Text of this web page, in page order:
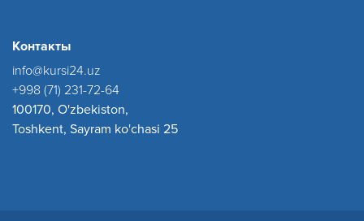
Контакты
info@kursi24.uz
+998 (71) 231-72-64
100170, O'zbekiston,
Toshkent, Sayram ko'chasi 25